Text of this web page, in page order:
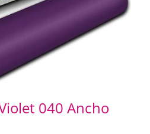
040 Ancho